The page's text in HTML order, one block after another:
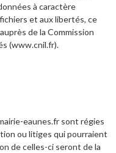
à caractère
et aux libertés, ce
de la Commission
(www.cnil.fr).
eaunes.fr sont régies
ou litiges qui pourraient
de celles-ci seront de la